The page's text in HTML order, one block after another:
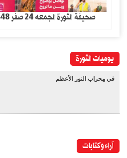
صحيفة الثورة الجمعه 24 صفر 1448- 7 اغسطس 2026
يوميات الثورة
في مِحراب النور الأعظم
آراء وكتابات